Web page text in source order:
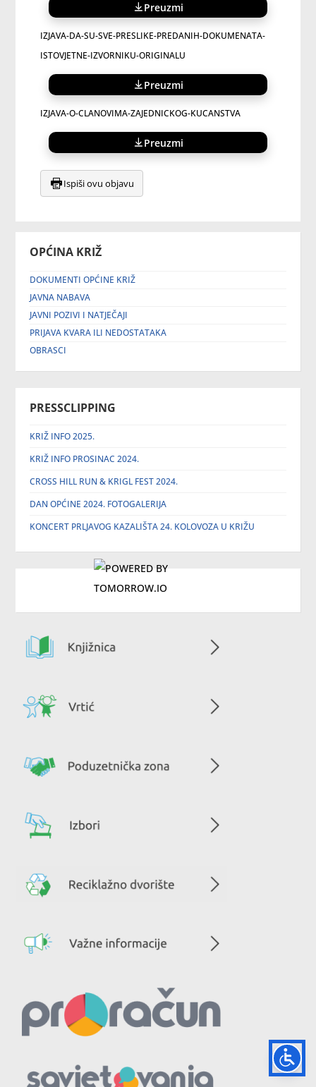
OPĆINA KRIŽ
DOKUMENTI OPĆINE KRIŽ
JAVNA NABAVA
JAVNI POZIVI I NATJEČAJI
PRIJAVA KVARA ILI NEDOSTATAKA
OBRASCI
PRESSCLIPPING
KRIŽ INFO 2025.
KRIŽ INFO PROSINAC 2024.
CROSS HILL RUN & KRIGL FEST 2024.
DAN OPĆINE 2024. FOTOGALERIJA
KONCERT PRLJAVOG KAZALIŠTA 24. KOLOVOZA U KRIŽU
Preuzmi
IZJAVA-DA-SU-SVE-PRESLIKE-PREDANIH-DOKUMENATA-
ISTOVJETNE-IZVORNIKU-ORIGINALU
Preuzmi
IZJAVA-O-CLANOVIMA-ZAJEDNICKOG-KUCANSTVA
Preuzmi
Ispiši ovu objavu